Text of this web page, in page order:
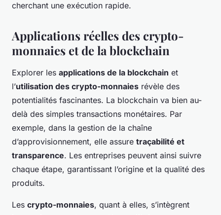
cherchant une exécution rapide.
Applications réelles des crypto-
monnaies et de la blockchain
Explorer les applications de la blockchain et
l’utilisation des crypto-monnaies révèle des
potentialités fascinantes. La blockchain va bien au-
delà des simples transactions monétaires. Par
exemple, dans la gestion de la chaîne
d’approvisionnement, elle assure traçabilité et
transparence. Les entreprises peuvent ainsi suivre
chaque étape, garantissant l’origine et la qualité des
produits.
Les crypto-monnaies, quant à elles, s’intègrent